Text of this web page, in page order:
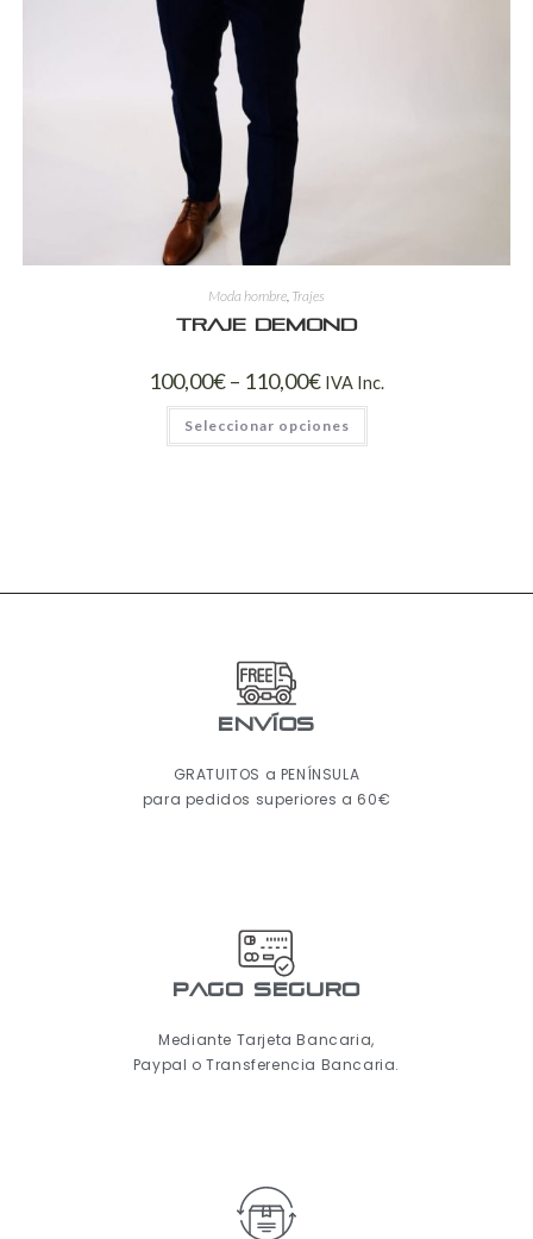
Moda hombre, Trajes
Traje Demond
100,00€– 110,00€ IVA Inc.
Seleccionar opciones
ENVÍOS
GRATUITOS a PENÍNSULA
para pedidos superiores a 60€
pago seguro
Mediante Tarjeta Bancaria,
Paypal o Transferencia Bancaria.